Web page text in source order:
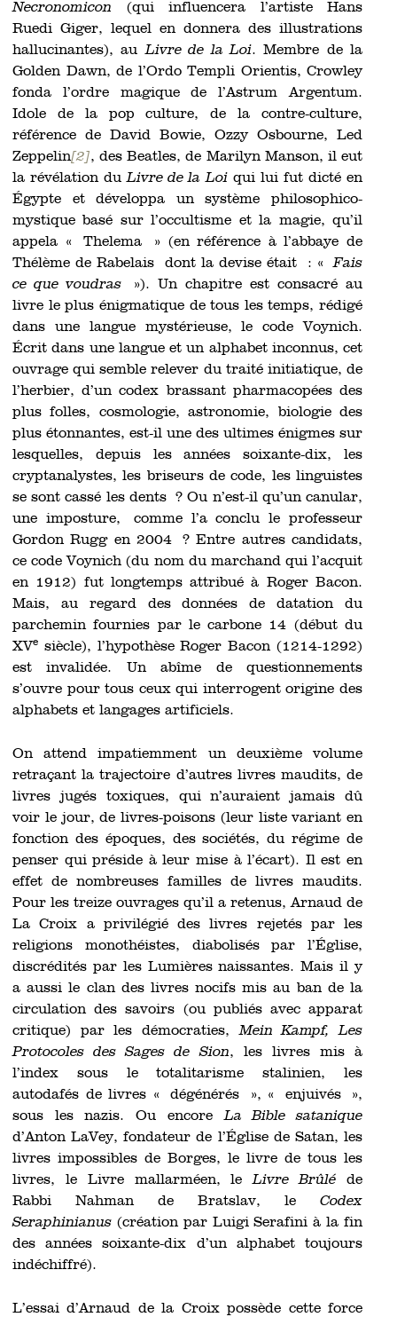
Necronomicon (qui influencera l’artiste Hans
Ruedi Giger, lequel en donnera des illustrations
hallucinantes), auLivre de la Loi. Membre de la
Golden Dawn, de l’Ordo Templi Orientis, Crowley
fonda l’ordre magique de l’Astrum Argentum.
Idole de la pop culture, de la contre-culture,
référence de David Bowie, Ozzy Osbourne, Led
Zeppelin[2], des Beatles, de Marilyn Manson, il eut
la révélation duLivre de la Loiqui lui fut dicté en
Égypte et développa un système philosophico-
mystique basé sur l’occultisme et la magie, qu’il
appela « Thelema » (en référence à l’abbaye de
Thélème de Rabelais dont la devise était : «Fais
ce que voudras »). Un chapitre est consacré au
livre le plus énigmatique de tous les temps, rédigé
dans une langue mystérieuse, le code Voynich.
Écrit dans une langue et un alphabet inconnus, cet
ouvrage qui semble relever du traité initiatique, de
l’herbier, d’un codex brassant pharmacopées des
plus folles, cosmologie, astronomie, biologie des
plus étonnantes, est-il une des ultimes énigmes sur
lesquelles, depuis les années soixante-dix, les
cryptanalystes, les briseurs de code, les linguistes
se sont cassé les dents ? Ou n’est-il qu’un canular,
une imposture, comme l’a conclu le professeur
Gordon Rugg en 2004 ? Entre autres candidats,
ce code Voynich (du nom du marchand qui l’acquit
en 1912) fut longtemps attribué à Roger Bacon.
Mais, au regard des données de datation du
parchemin fournies par le carbone 14 (début du
XVe siècle), l’hypothèse Roger Bacon (1214-1292)
est invalidée. Un abîme de questionnements
s’ouvre pour tous ceux qui interrogent origine des
alphabets et langages artificiels.
On attend impatiemment un deuxième volume
retraçant la trajectoire d’autres livres maudits, de
livres jugés toxiques, qui n’auraient jamais dû
voir le jour, de livres-poisons (leur liste variant en
fonction des époques, des sociétés, du régime de
penser qui préside à leur mise à l’écart). Il est en
effet de nombreuses familles de livres maudits.
Pour les treize ouvrages qu’il a retenus, Arnaud de
La Croix a privilégié des livres rejetés par les
religions monothéistes, diabolisés par l’Église,
discrédités par les Lumières naissantes. Mais il y
a aussi le clan des livres nocifs mis au ban de la
circulation des savoirs (ou publiés avec apparat
critique) par les démocraties,Mein Kampf, Les
Protocoles des Sages de Sion, les livres mis à
l’index sous le totalitarisme stalinien, les
autodafés de livres « dégénérés », « enjuivés »,
sous les nazis. Ou encoreLa Bible satanique
d’Anton LaVey, fondateur de l’Église de Satan, les
livres impossibles de Borges, le livre de tous les
livres, le Livre mallarméen, leLivre Brûlé de
Rabbi Nahman de Bratslav, le Codex
Seraphinianus (création par Luigi Serafini à la fin
des années soixante-dix d’un alphabet toujours
indéchiffré).
L’essai d’Arnaud de la Croix possède cette force